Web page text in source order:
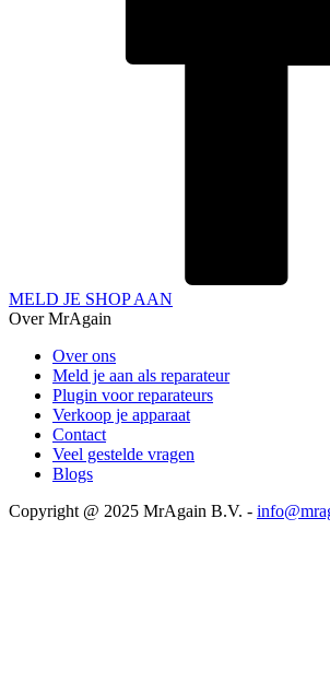
MELD JE SHOP AAN
Over MrAgain
Over ons
Meld je aan als reparateur
Plugin voor reparateurs
Verkoop je apparaat
Contact
Veel gestelde vragen
Blogs
Copyright @ 2025 MrAgain B.V. -